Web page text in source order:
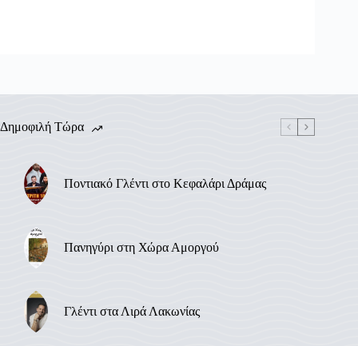
Δημοφιλή Τώρα
Ποντιακό Γλέντι στο Κεφαλάρι Δράμας
Πανηγύρι στη Χώρα Αμοργού
Γλέντι στα Λιρά Λακωνίας